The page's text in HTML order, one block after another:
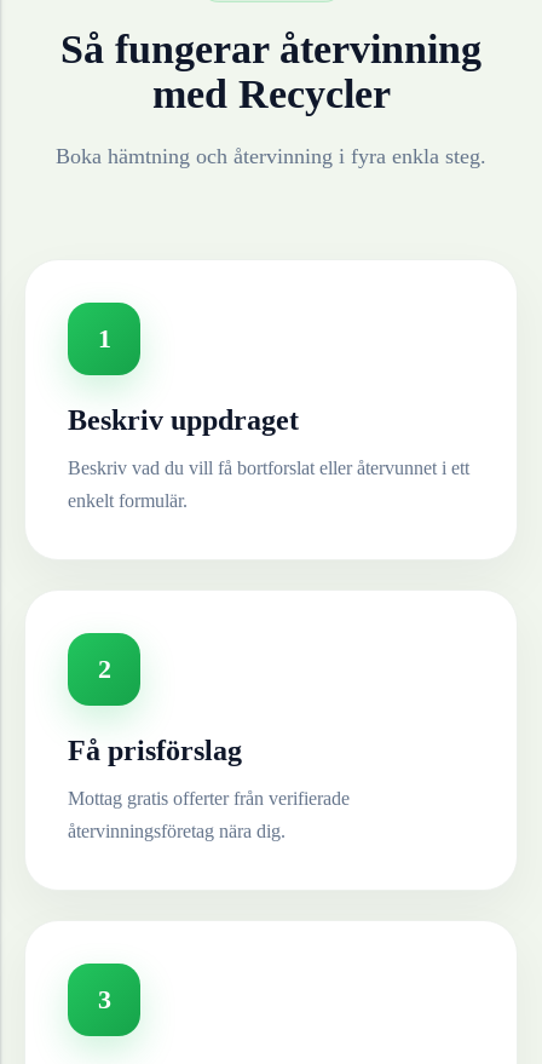
Så fungerar återvinning
med Recycler
Boka hämtning och återvinning i fyra enkla steg.
1
Beskriv uppdraget
Beskriv vad du vill få bortforslat eller återvunnet i ett
enkelt formulär.
2
Få prisförslag
Mottag gratis offerter från verifierade
återvinningsföretag nära dig.
3